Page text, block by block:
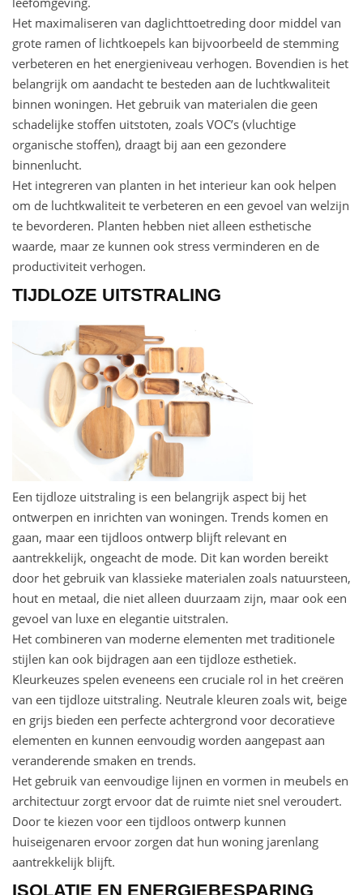
Het maximaliseren van daglichttoetreding door middel van
grote ramen of lichtkoepels kan bijvoorbeeld de stemming
verbeteren en het energieniveau verhogen. Bovendien is het
belangrijk om aandacht te besteden aan de luchtkwaliteit
binnen woningen. Het gebruik van materialen die geen
schadelijke stoffen uitstoten, zoals VOC’s (vluchtige
organische stoffen), draagt bij aan een gezondere
binnenlucht.
Het integreren van planten in het interieur kan ook helpen
om de luchtkwaliteit te verbeteren en een gevoel van welzijn
te bevorderen. Planten hebben niet alleen esthetische
waarde, maar ze kunnen ook stress verminderen en de
productiviteit verhogen.
TIJDLOZE UITSTRALING
Een tijdloze uitstraling is een belangrijk aspect bij het
ontwerpen en inrichten van woningen. Trends komen en
gaan, maar een tijdloos ontwerp blijft relevant en
aantrekkelijk, ongeacht de mode. Dit kan worden bereikt
door het gebruik van klassieke materialen zoals natuursteen,
hout en metaal, die niet alleen duurzaam zijn, maar ook een
gevoel van luxe en elegantie uitstralen.
Het combineren van moderne elementen met traditionele
stijlen kan ook bijdragen aan een tijdloze esthetiek.
Kleurkeuzes spelen eveneens een cruciale rol in het creëren
van een tijdloze uitstraling. Neutrale kleuren zoals wit, beige
en grijs bieden een perfecte achtergrond voor decoratieve
elementen en kunnen eenvoudig worden aangepast aan
veranderende smaken en trends.
Het gebruik van eenvoudige lijnen en vormen in meubels en
architectuur zorgt ervoor dat de ruimte niet snel veroudert.
Door te kiezen voor een tijdloos ontwerp kunnen
huiseigenaren ervoor zorgen dat hun woning jarenlang
aantrekkelijk blijft.
ISOLATIE EN ENERGIEBESPARING